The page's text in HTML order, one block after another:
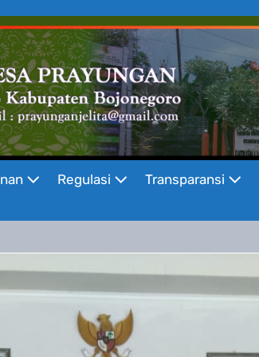
Regulasi Transparansi